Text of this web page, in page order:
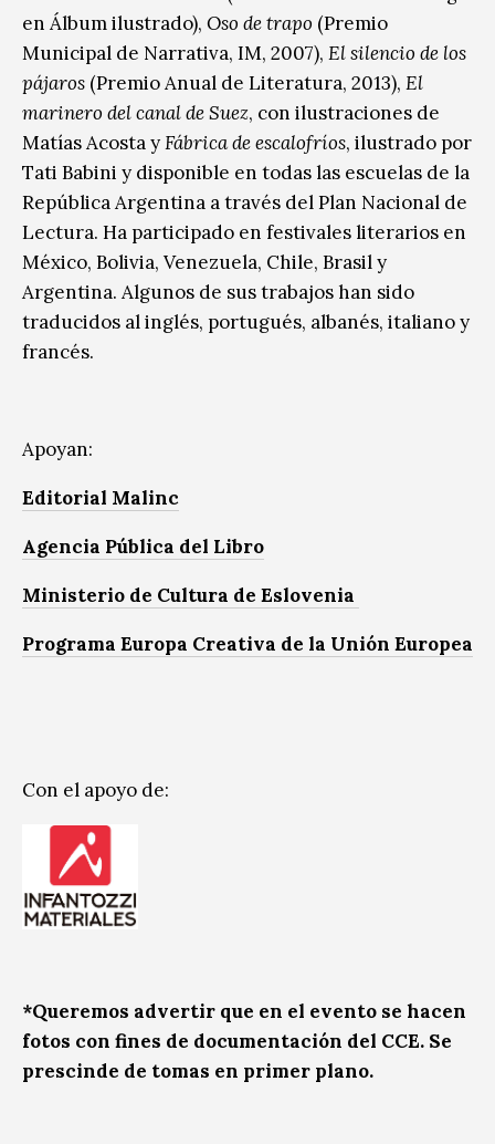
en Álbum ilustrado), Oso de trapo (Premio
Municipal de Narrativa, IM, 2007), El silencio de los
pájaros (Premio Anual de Literatura, 2013), El
marinero del canal de Suez, con ilustraciones de
Matías Acosta yFábrica de escalofríos, ilustrado por
Tati Babini y disponible en todas las escuelas de la
República Argentina a través del Plan Nacional de
Lectura. Ha participado en festivales literarios en
México, Bolivia, Venezuela, Chile, Brasil y
Argentina. Algunos de sus trabajos han sido
traducidos al inglés, portugués, albanés, italiano y
francés.
Apoyan:
Editorial Malinc
Agencia Pública del Libro
Ministerio de Cultura de Eslovenia
Programa Europa Creativa de la Unión Europea
Con el apoyo de:
*Queremos advertir que en el evento se hacen
fotos con fines de documentación del CCE. Se
prescinde de tomas en primer plano.